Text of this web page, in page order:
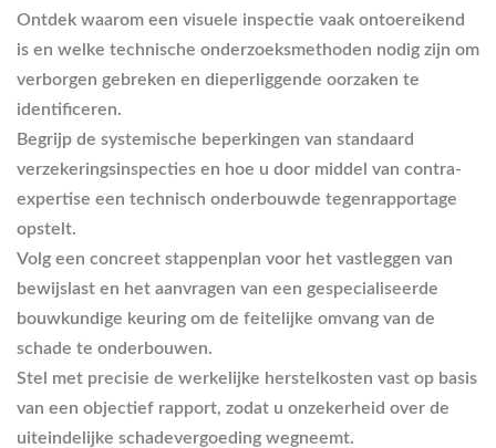
Ontdek waarom een visuele inspectie vaak ontoereikend
is en welke technische onderzoeksmethoden nodig zijn om
verborgen gebreken en dieperliggende oorzaken te
identificeren.
Begrijp de systemische beperkingen van standaard
verzekeringsinspecties en hoe u door middel van contra-
expertise een technisch onderbouwde tegenrapportage
opstelt.
Volg een concreet stappenplan voor het vastleggen van
bewijslast en het aanvragen van een gespecialiseerde
bouwkundige keuring om de feitelijke omvang van de
schade te onderbouwen.
Stel met precisie de werkelijke herstelkosten vast op basis
van een objectief rapport, zodat u onzekerheid over de
uiteindelijke schadevergoeding wegneemt.